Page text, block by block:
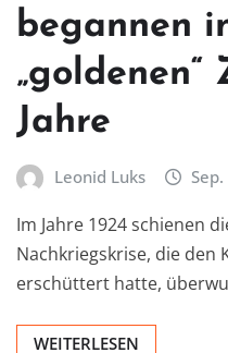
begannen
„goldenen“
Jahre
Leonid Luks
Im Jahre 1924 schienen
Nachkriegskrise, die den
erschüttert hatte,
WEITERLESEN